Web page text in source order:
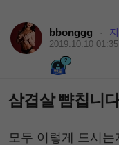
bbonggg ·
2019.10.10 01:35
2
삼겹살 뺨칩니
모두 이렇게 드시